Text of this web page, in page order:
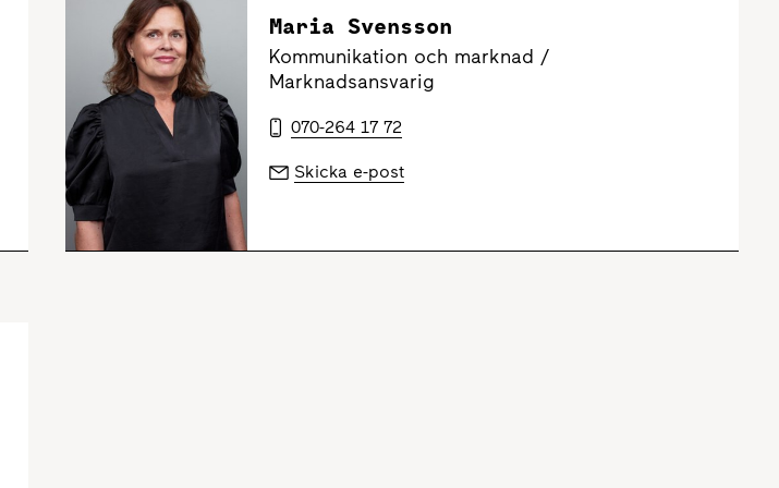
Maria Svensson
Kommunikation och marknad /
Marknadsansvarig
070-264 17 72
Skicka e-post